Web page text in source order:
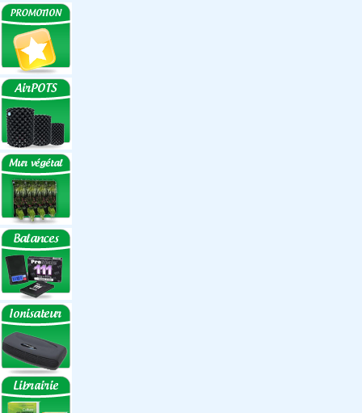
Ampoules ECO
Réflecteurs ECO
Réflecteurs
Accessoires
Box Discount
Box par marque
Hortibox
Homebox
Dark Room II
GrowLab
Box par taille
Box 40 cm
Box 60 cm
Box 80-90 cm
Box 120 cm
Autres tailles Box